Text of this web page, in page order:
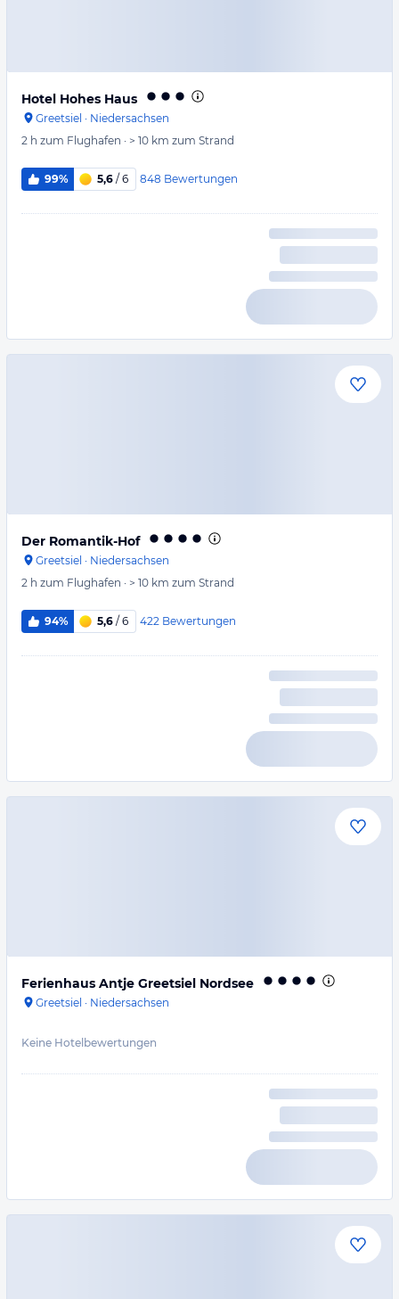
Hotel Hohes Haus
Greetsiel · Niedersachsen
2 h zum Flughafen · > 10 km zum Strand
99% 5,6 / 6 848 Bewertungen
Der Romantik-Hof
Greetsiel · Niedersachsen
2 h zum Flughafen · > 10 km zum Strand
94% 5,6 / 6 422 Bewertungen
Ferienhaus Antje Greetsiel Nordsee
Greetsiel · Niedersachsen
Keine Hotelbewertungen